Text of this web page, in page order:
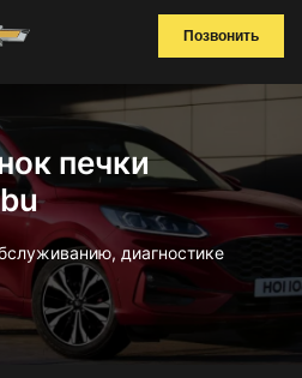
Позвонить
печки
диагностике